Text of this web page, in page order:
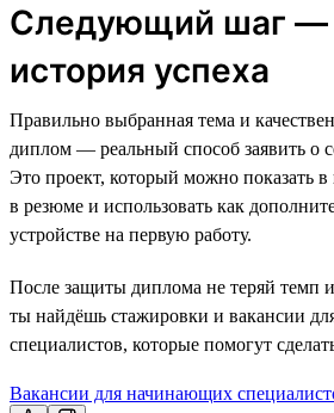
Следующий шаг —
история успеха
Правильно выбранная тема и
диплом — реальный способ заявить о
Это проект, который можно показать
в резюме и использовать как
устройстве на первую работу.
После защиты диплома не теряй темп и
ты найдёшь стажировки и вакансии
специалистов, которые помогут
Вакансии для начинающих